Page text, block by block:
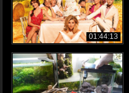
01:44:13